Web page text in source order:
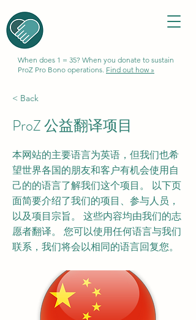
When does 1 = 35? When you donate to sustain
ProZ Pro Bono operations. Find out how »
< Back
ProZ 公益翻译项目
本网站的主要语言为英语，但我们也希
望世界各国的朋友和客户有机会使用自
己的的语言了解我们这个项目。 以下页
面简要介绍了我们的项目、参与人员，
以及项目宗旨。 这些内容均由我们的志
愿者翻译。 您可以使用任何语言与我们
联系，我们将会以相同的语言回复您。